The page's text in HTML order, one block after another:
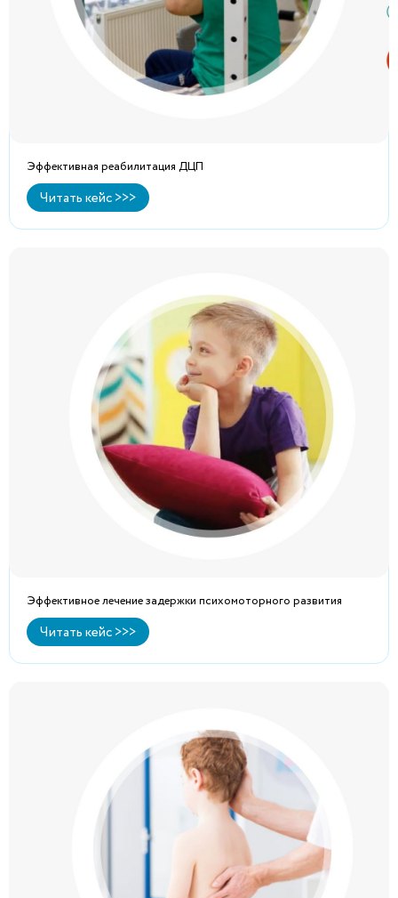
Эффективная реабилитация ДЦП
Читать кейс >>>
Эффективное лечение задержки психомоторного развития
Читать кейс >>>